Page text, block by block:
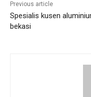
Previous article
Spesialis kusen
bekasi